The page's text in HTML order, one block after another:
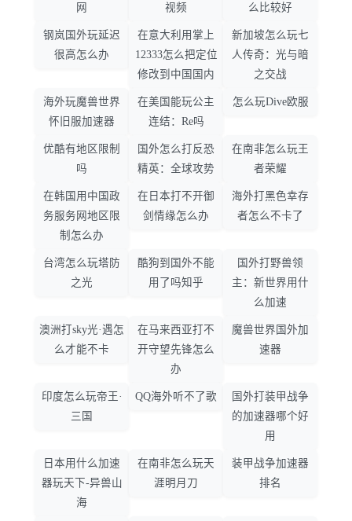
网
视频
么比较好
钢岚国外玩延迟
很高怎么办
在意大利用掌上
12333怎么把定位
修改到中国国内
新加坡怎么玩七
人传奇：光与暗
之交战
海外玩魔兽世界
怀旧服加速器
在美国能玩公主
连结：Re吗
怎么玩Dive欧服
优酷有地区限制
吗
国外怎么打反恐
精英：全球攻势
在南非怎么玩王
者荣耀
在韩国用中国政
务服务网地区限
制怎么办
在日本打不开御
剑情缘怎么办
海外打黑色幸存
者怎么不卡了
台湾怎么玩塔防
之光
酷狗到国外不能
用了吗知乎
国外打野兽领
主：新世界用什
么加速
澳洲打sky光·遇怎
么才能不卡
在马来西亚打不
开守望先锋怎么
办
魔兽世界国外加
速器
印度怎么玩帝王·
三国
QQ海外听不了歌
国外打装甲战争
的加速器哪个好
用
日本用什么加速
器玩天下-异兽山
海
在南非怎么玩天
涯明月刀
装甲战争加速器
排名